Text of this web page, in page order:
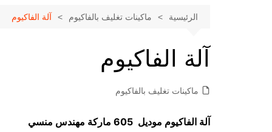
الرئيسية ماكينات تغليف بالفاكيوم آلة الفاكيوم
آلة الفاكيوم
ماكينات تغليف بالفاكيوم
آلة الفاكيوم موديل 605 ماركة مهندس منسي